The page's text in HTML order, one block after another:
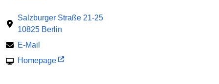
Salzburger Straße 21-25
10825 Berlin
E-Mail
Homepage